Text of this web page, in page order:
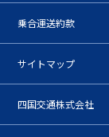
乗合運送約款
サイトマップ
四国交通株式会社